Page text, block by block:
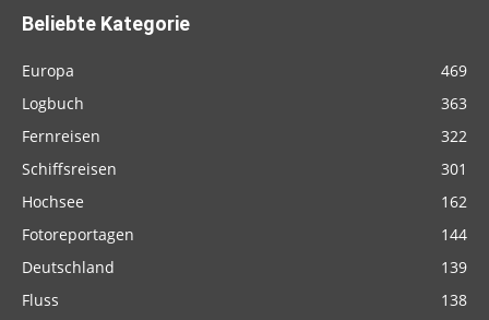
Beliebte Kategorie
Europa
469
Logbuch
363
Fernreisen
322
Schiffsreisen
301
Hochsee
162
Fotoreportagen
144
Deutschland
139
Fluss
138